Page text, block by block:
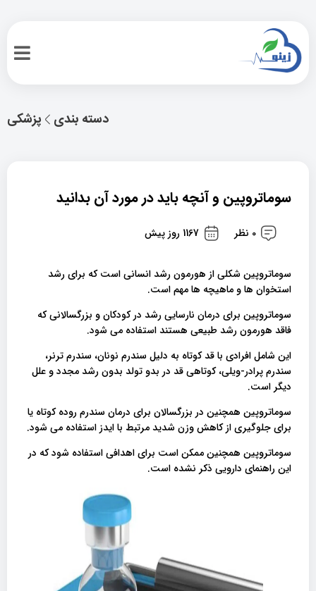
پزشکی دسته بندی
سوماتروپین و آنچه باید در مورد آن بدانید
0 نظر 1167 روز پیش
سوماتروپین شکلی از هورمون رشد انسانی است که برای رشد
استخوان ها و ماهیچه ها مهم است.
سوماتروپین برای درمان نارسایی رشد در کودکان و بزرگسالانی که
فاقد هورمون رشد طبیعی هستند استفاده می شود.
این شامل افرادی با قد کوتاه به دلیل سندرم نونان، سندرم ترنر،
سندرم پرادر-ویلی، کوتاهی قد در بدو تولد بدون رشد مجدد و علل
دیگر است.
سوماتروپین همچنین در بزرگسالان برای درمان سندرم روده کوتاه یا
برای جلوگیری از کاهش وزن شدید مرتبط با ایدز استفاده می شود.
سوماتروپین همچنین ممکن است برای اهدافی استفاده شود که در
این راهنمای دارویی ذکر نشده است.